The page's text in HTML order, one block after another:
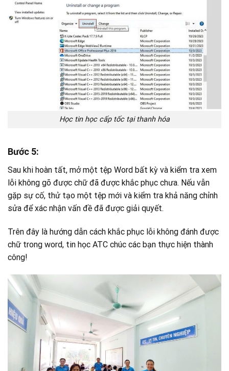
Học tin học cấp tốc tại thanh hóa
Bước 5:
Sau khi hoàn tất, mở một tệp Word bất kỳ và kiểm tra xem
lỗi không gõ được chữ đã được khắc phục chưa. Nếu vẫn
gặp sự cố, thử tạo một tệp mới và kiểm tra khả năng chỉnh
sửa để xác nhận vấn đề đã được giải quyết.
Trên đây là hướng dẫn cách khắc phục lỗi không đánh được
chữ trong word, tin học ATC chúc các bạn thực hiện thành
công!